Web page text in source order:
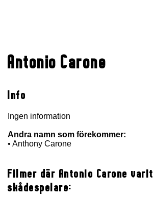
Antonio Carone
Info
Ingen information
Andra namn som förekommer:
• Anthony Carone
Filmer där Antonio Carone varit
skådespelare: